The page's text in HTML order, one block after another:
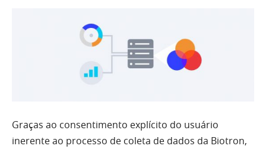
Graças ao consentimento explícito do usuário
inerente ao processo de coleta de dados da Biotron,